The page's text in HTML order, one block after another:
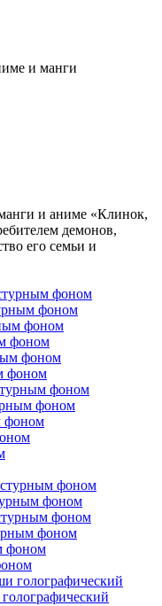
и манги
и аниме «Клинок,
демонов,
его семьи и
фоном
фоном
фоном
фоном
фоном
фоном